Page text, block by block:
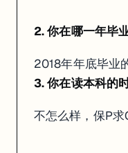
2. 你在哪一年毕
2018年年底毕业的
3. 你在读本科的
不怎么样，保P求